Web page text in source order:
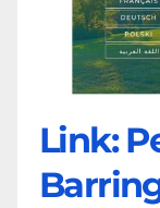
Link: